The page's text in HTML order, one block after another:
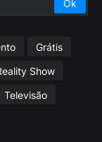
Grátis
Show
Televisão